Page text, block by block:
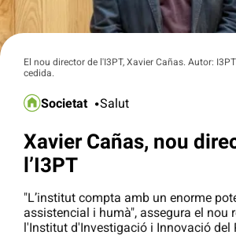
El nou director de l'I3PT, Xavier Cañas. Autor:
cedida.
Societat Salut
Xavier Cañas, nou
l’I3PT
"L’institut compta amb un enorme
assistencial i humà", assegura el nou
l'Institut d'Investigació i Innovació del